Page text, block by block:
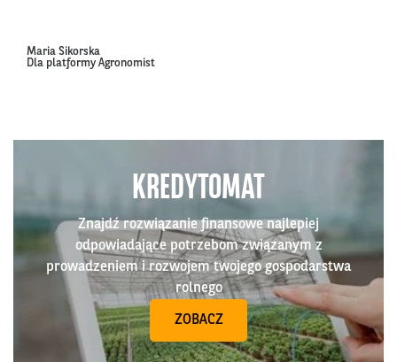
Maria Sikorska
Dla platformy Agronomist
KREDYTOMAT
Znajdź rozwiązanie finansowe najlepiej
odpowiadające potrzebom związanym z
prowadzeniem i rozwojem twojego gospodarstwa
rolnego
ZOBACZ